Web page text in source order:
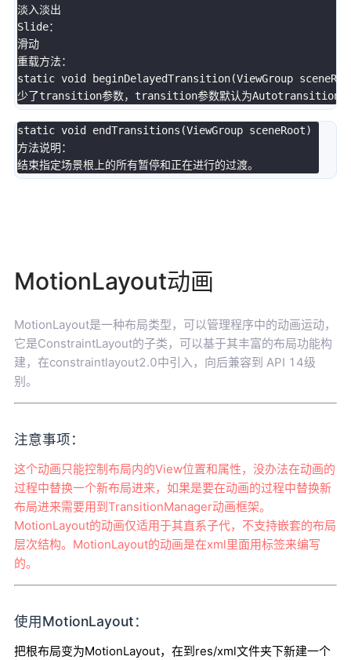
淡入淡出
Slide：
滑动
static void beginDelayedTransition(ViewGroup
static void endTransitions (ViewGroup sceneRoot)
方法说明：
MotionLayout动画
MotionLayout是一种布局类型，可以管理程序中的动画运动，
它是ConstraintLayout的子类，可以基于其丰富的布局功能构
建，在constraintlayout2.0中引入，向后兼容到 API 14级
别。
注意事项：
这个动画只能控制布局内的View位置和属性，没办法在动画的
过程中替换一个新布局进来，如果是要在动画的过程中替换新
布局进来需要用到TransitionManager动画框架。
MotionLayout的动画仅适用于其直系子代，不支持嵌套的布局
层次结构。MotionLayout的动画是在xml里面用标签来编写
的。
使用MotionLayout：
把根布局变为MotionLayout，在到res/xml文件夹下新建一个